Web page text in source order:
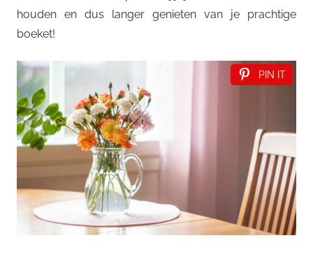
houden en dus langer genieten van je prachtige
boeket!
PIN IT